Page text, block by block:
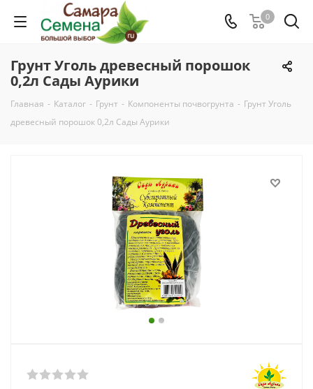
0
Грунт Уголь древесный порошок
0,2л Сады Аурики
Главная - Каталог - Грунт - Компоненты почвогрунта - Грунт Уголь
древесный порошок 0,2л Сады Аурики